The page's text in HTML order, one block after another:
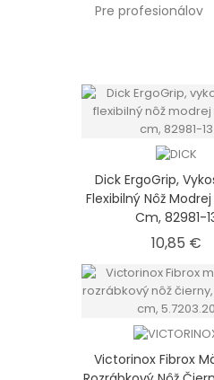
Pre profesionálov
Dick ErgoGrip,
Flexibilný Nôž Modrej
Cm, 82981-
10,85 €
Victorinox Fibrox